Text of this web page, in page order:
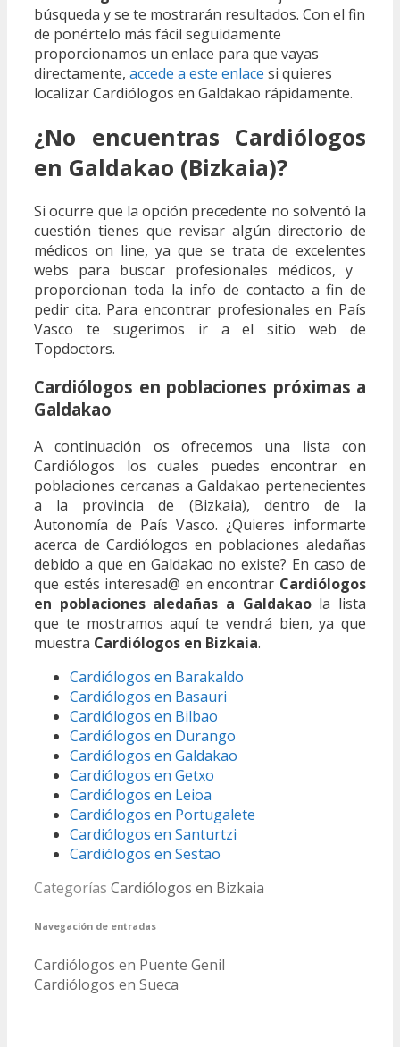
búsqueda y se te mostrarán resultados. Con el fin
de ponértelo más fácil seguidamente
proporcionamos un enlace para que vayas
directamente, accede a este enlace si quieres
localizar Cardiólogos en Galdakao rápidamente.
¿No encuentras Cardiólogos
en Galdakao (Bizkaia)?
Si ocurre que la opción precedente no solventó la
cuestión tienes que revisar algún directorio de
médicos on line, ya que se trata de excelentes
webs para buscar profesionales médicos, y
proporcionan toda la info de contacto a fin de
pedir cita. Para encontrar profesionales en País
Vasco te sugerimos ir a el sitio web de
Topdoctors.
Cardiólogos en poblaciones próximas a
Galdakao
A continuación os ofrecemos una lista con
Cardiólogos los cuales puedes encontrar en
poblaciones cercanas a Galdakao pertenecientes
a la provincia de (Bizkaia), dentro de la
Autonomía de País Vasco. ¿Quieres informarte
acerca de Cardiólogos en poblaciones aledañas
debido a que en Galdakao no existe? En caso de
que estés interesad@ en encontrar Cardiólogos
en poblaciones aledañas a Galdakaola lista
que te mostramos aquí te vendrá bien, ya que
muestra Cardiólogos en Bizkaia.
Cardiólogos en Barakaldo
Cardiólogos en Basauri
Cardiólogos en Bilbao
Cardiólogos en Durango
Cardiólogos en Galdakao
Cardiólogos en Getxo
Cardiólogos en Leioa
Cardiólogos en Portugalete
Cardiólogos en Santurtzi
Cardiólogos en Sestao
Categorías Cardiólogos en Bizkaia
Navegación de entradas
Cardiólogos en Puente Genil
Cardiólogos en Sueca